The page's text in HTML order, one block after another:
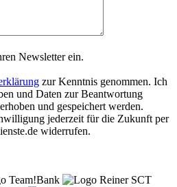
Newsletter ein.
zur Kenntnis genommen. Ich
und Daten zur Beantwortung
und gespeichert werden.
jederzeit für die Zukunft per
widerrufen.